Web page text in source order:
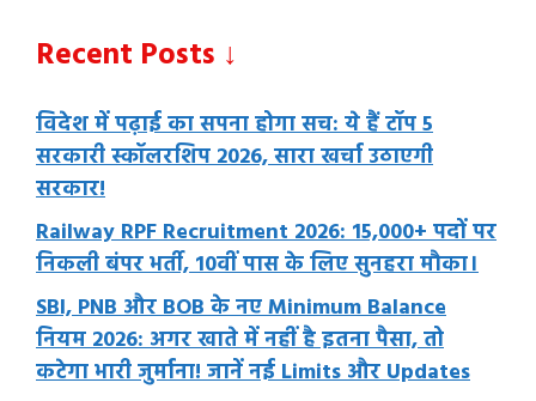
Recent Posts ↓
विदेश में पढ़ाई का सपना होगा सच: ये हैं टॉप 5
सरकारी स्कॉलरशिप 2026, सारा खर्चा उठाएगी
सरकार!
Railway RPF Recruitment 2026: 15,000+ पदों पर
निकली बंपर भर्ती, 10वीं पास के लिए सुनहरा मौका।
SBI, PNB और BOB के नए Minimum Balance
नियम 2026: अगर खाते में नहीं है इतना पैसा, तो
कटेगा भारी जुर्माना! जानें नई Limits और Updates